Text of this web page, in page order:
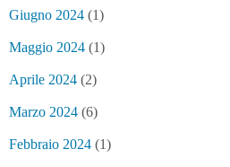
Giugno 2024 (1)
Maggio 2024 (1)
Aprile 2024 (2)
Marzo 2024 (6)
Febbraio 2024 (1)